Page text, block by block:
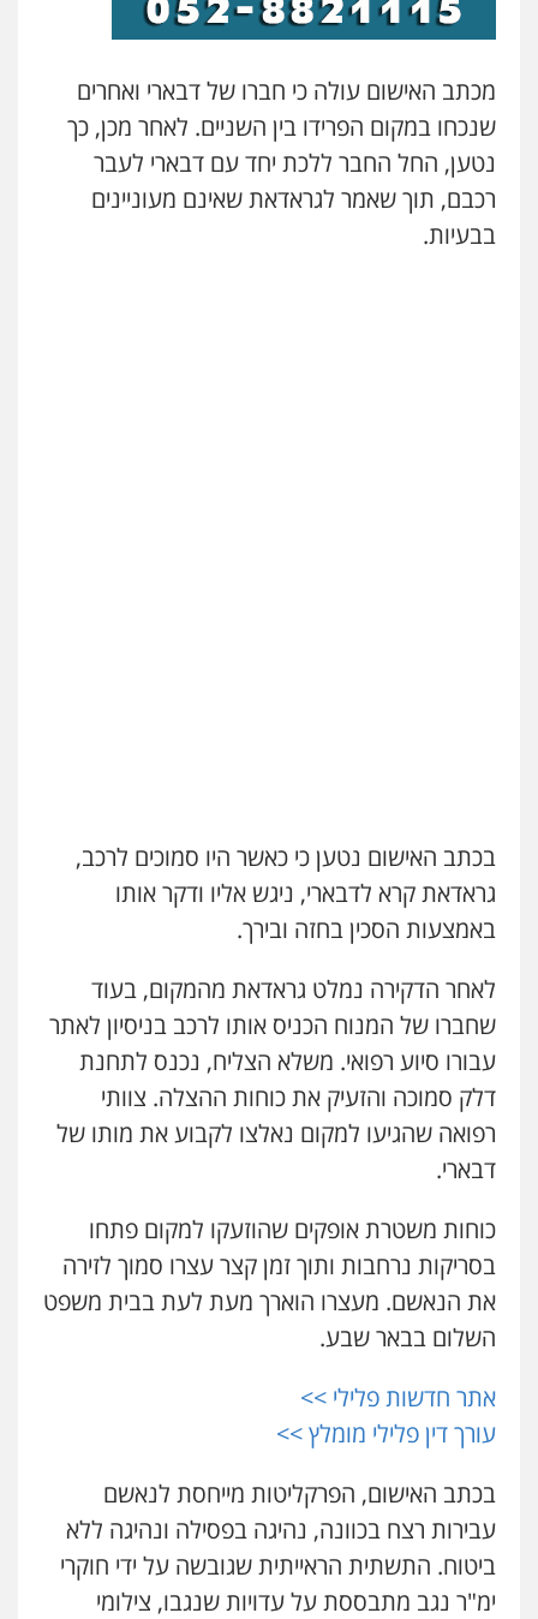
עו"ד ראוף נג'אר
פלילי עורכי דין לענייני אסירים מעצרים
0548009246
דוד אפרים משרד עורכי דין
0506209859
עו"ד שלומי שרון
פלילי צבאי מעצרים וחקירות
0547342002
עו"ד אלון קריטי
מעצרים
0525544654
עו"ד דפנה לביא
משפחה גישור
עו"ד זוהר ארבל
פלילי פשיעה חמורה מעצרים וחקירות
קטינים
0538788878
עו"ד אסף דוק
פלילי עבירות מין
חמורה חקירות ומעצרים
0526885006
מכתב האישום עולה כי חברו של דבארי ואחרים
שנכחו במקום הפרידו בין השניים. לאחר מכן, כך
נטען, החל החבר ללכת יחד עם דבארי לעבר
רכבם, תוך שאמר לגראדאת שאינם מעוניינים
בבעיות.
בכתב האישום נטען כי כאשר היו סמוכים לרכב,
גראדאת קרא לדבארי, ניגש אליו ודקר אותו
באמצעות הסכין בחזה ובירך.
לאחר הדקירה נמלט גראדאת מהמקום, בעוד
שחברו של המנוח הכניס אותו לרכב בניסיון לאתר
עבורו סיוע רפואי. משלא הצליח, נכנס לתחנת
דלק סמוכה והזעיק את כוחות ההצלה. צוותי
רפואה שהגיעו למקום נאלצו לקבוע את מותו של
דבארי.
כוחות משטרת אופקים שהוזעקו למקום פתחו
בסריקות נרחבות ותוך זמן קצר עצרו סמוך לזירה
את הנאשם. מעצרו הוארך מעת לעת בבית משפט
השלום בבאר שבע.
אתר חדשות פלילי >>
עורך דין פלילי מומלץ >>
בכתב האישום, הפרקליטות מייחסת לנאשם
עבירות רצח בכוונה, נהיגה בפסילה ונהיגה ללא
ביטוח. התשתית הראייתית שגובשה על ידי חוקרי
ימ"ר נגב מתבססת על עדויות שנגבו, צילומי
פלילי פשיעה חמורה מעצרים וחקירות
0544712201
עו"ד רונן בנדל
משפט פלילי פשיעה חמורה פלילי
0524282442
כבריאן, מזר – משרד עורכי דין
פלילי מעצרים וחקירות
עו"ד בועז קניג
פלילי משפחה כלכלי צבאי
0507003001
פלילי עבירות תנועה
0546470989
עו"ד אבי כהן
פלילי פשיעה חמורה קטינים אלימות
0523647066